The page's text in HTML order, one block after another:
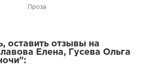
Проза
оставить отзывы на
Елена, Гусева Ольга